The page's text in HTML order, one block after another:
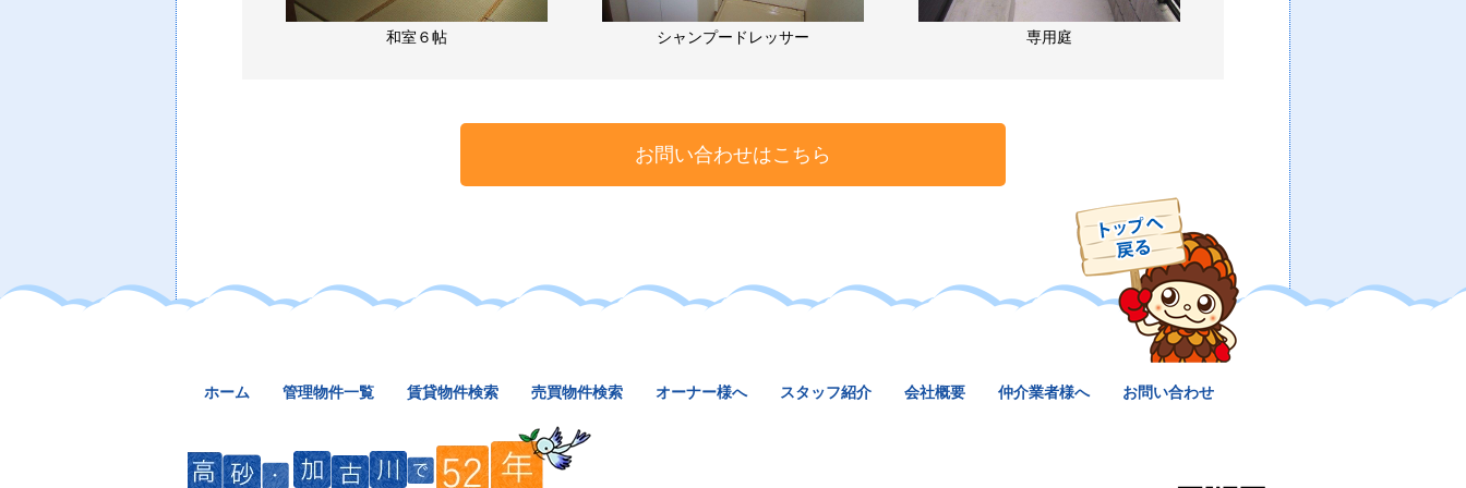
和室６帖 シャンプードレッサー 専用庭
お問い合わせはこちら
ホーム 管理物件一覧 賃貸物件検索 売買物件検索 オーナー様へ スタッフ紹介 会社概要 仲介業者様へ お問い合わせ